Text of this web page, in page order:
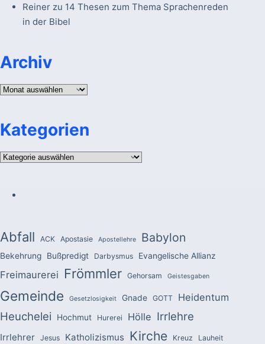
Reinerzu 14 Thesen zum Thema Sprachenreden
in der Bibel
Archiv
Archiv
Kategorien
Kategorien
Abfall ACK Apostasie Apostellehre Babylon
Bekehrung Bußpredigt Darbysmus Evangelische Allianz
Freimaurerei Frömmler Gehorsam Geistesgaben
Gemeinde Gesetzlosigkeit Gnade GOTT Heidentum
Heuchelei Hochmut Hurerei Hölle Irrlehre
Irrlehrer Jesus Katholizismus Kirche Kreuz Lauheit